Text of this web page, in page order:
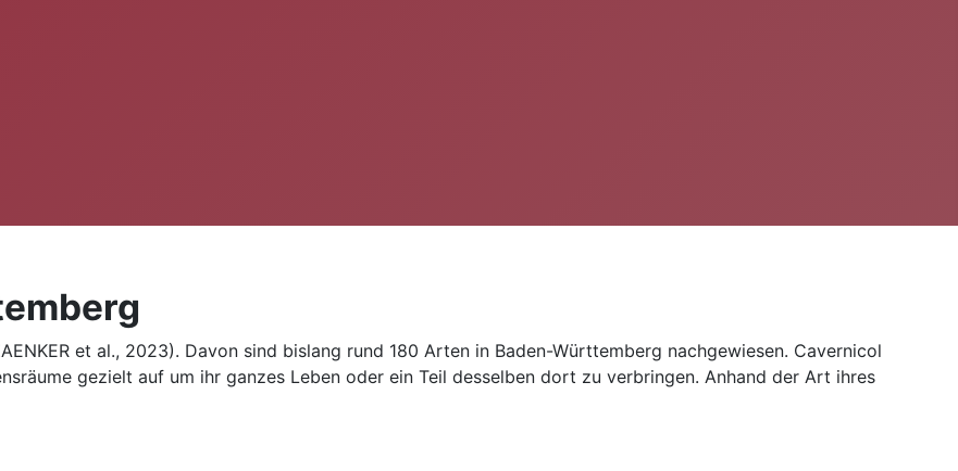
et al., 2023). Davon sind bislang rund 180 Arten in Baden-Württemberg nachgewiesen. Cavernicol
gezielt auf um ihr ganzes Leben oder ein Teil desselben dort zu verbringen. Anhand der Art ihres